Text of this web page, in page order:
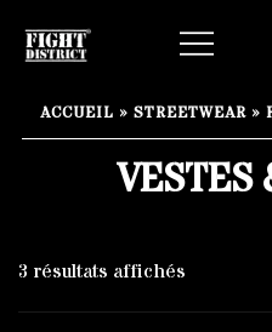
ACCUEIL » STREETWEAR »
VESTES
3 résultats affichés